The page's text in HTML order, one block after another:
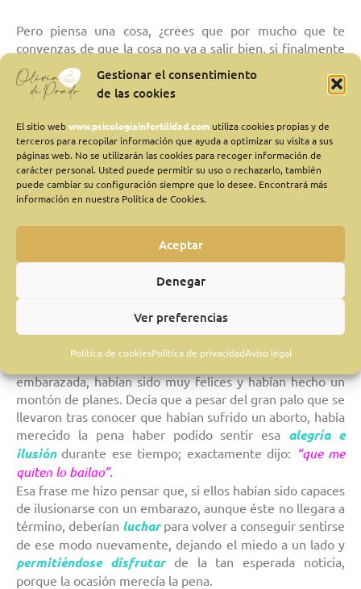
Gestionar el consentimiento
de las cookies
El sitio webwww.psicologiainfertilidad.com utiliza cookies propias y de
terceros para recopilar información que ayuda a optimizar su visita a sus
páginas web. No se utilizarán las cookies para recoger información de
carácter personal. Usted puede permitir su uso o rechazarlo, también
puede cambiar su configuración siempre que lo desee. Encontrará más
información en nuestra Política de Cookies.
Aceptar
Denegar
Ver preferencias
Política de cookiesPolítica de privacidadAviso legal
Pero piensa una cosa, ¿crees que por mucho que te
convenzas de que la cosa no va a salir bien, si finalmente
tienes un aborto, no vas a sufrir? Yo sinceramente creo
que no. Seguramente tú opines lo mismo. Si llega ese día
en que vuelves a tener otro aborto, vas a volver a
derrotada… de la misma manera que lo hiciste en la
ocasión anterior, pero tendrás la certeza de quepodrás
salir de ese pozo sin fondodel que pensabas que jamás
saldrías.
Por ese motivo, no sirve de mucho preparase para lo
malo, porque lo único que conseguirás es minarte por
dentro y que esas semanas deincertidumbrelas pases
ansiedad.Puedes ahorrarte todo ese
sufrimiento, si decides
las semanas antes del aborto, en las que su mujer estaba
embarazada, habían sido muy felices y habían hecho un
montón de planes. Decía que a pesar del gran palo que se
llevaron tras conocer que habían sufrido un aborto, había
merecido la pena haber podido sentir esa alegría e
ilusióndurante ese tiempo; exactamente dijo: “que me
quiten lo bailao”.
Esa frase me hizo pensar que, si ellos habían sido capaces
de ilusionarse con un embarazo, aunque éste no llegara a
término, deberían luchar para volver a conseguir sentirse
de ese modo nuevamente, dejando el miedo a un lado y
permitiéndose disfrutarde la tan esperada noticia,
porque la ocasión merecía la pena.